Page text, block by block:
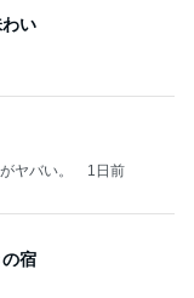
い
ヤバい。 1日前
宿